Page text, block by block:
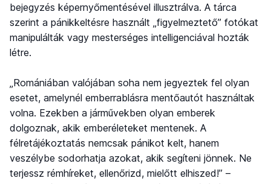
bejegyzés képernyőmentésével illusztrálva. A tárca
szerint a pánikkeltésre használt „figyelmeztető” fotókat
manipulálták vagy mesterséges intelligenciával hozták
létre.
„Romániában valójában soha nem jegyeztek fel olyan
esetet, amelynél emberrablásra mentőautót használtak
volna. Ezekben a járművekben olyan emberek
dolgoznak, akik emberéleteket mentenek. A
félretájékoztatás nemcsak pánikot kelt, hanem
veszélybe sodorhatja azokat, akik segíteni jönnek. Ne
terjessz rémhíreket, ellenőrizd, mielőtt elhiszed!” –